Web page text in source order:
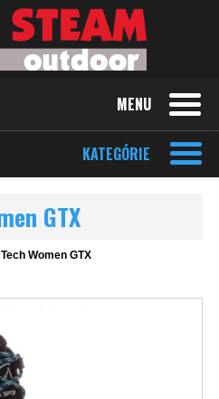
MENU
KATEGÓRIE
GTX
Women GTX